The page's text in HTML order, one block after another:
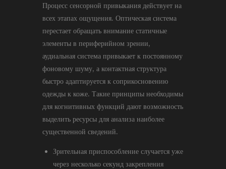
Процесс сенсорной привыкания действует на
всех этапах ощущения. Оптическая система
перестает обращать внимание статичные
элементы в периферийном зрении,
аудиальная система привыкает к постоянному
фоновому шуму, а контактная структура
быстро адаптируется к соприкосновению
одежды к коже. Такие принципы необходимы
для когнитивных функций дают возможность
выделить ресурсы для анализа наиболее
существенной сведений.
Зрительная приспособление случается уже
через несколько секунд закрепления